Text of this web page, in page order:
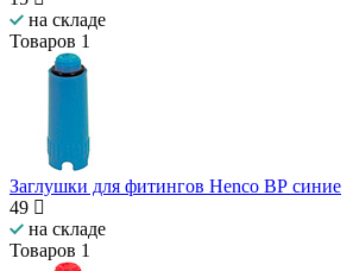
на складе
Товаров 1
Заглушки для фитингов Henco ВР синие
49
на складе
Товаров 1